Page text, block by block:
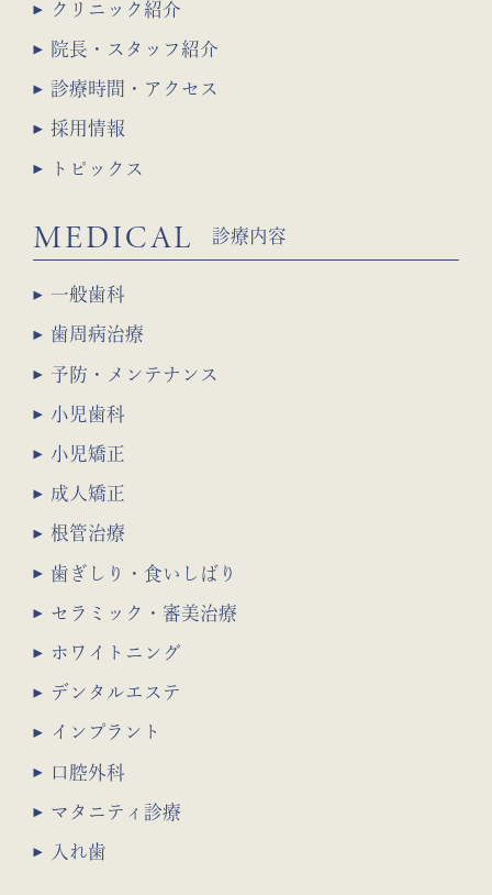
クリニック紹介
院長・スタッフ紹介
診療時間・アクセス
採用情報
トピックス
MEDICAL 診療内容
一般歯科
セラミック・審美治療
歯周病治療
ホワイトニング
予防・メンテナンス
デンタルエステ
小児歯科
インプラント
小児矯正
口腔外科
成人矯正
マタニティ診療
根管治療
入れ歯
歯ぎしり・食いしばり